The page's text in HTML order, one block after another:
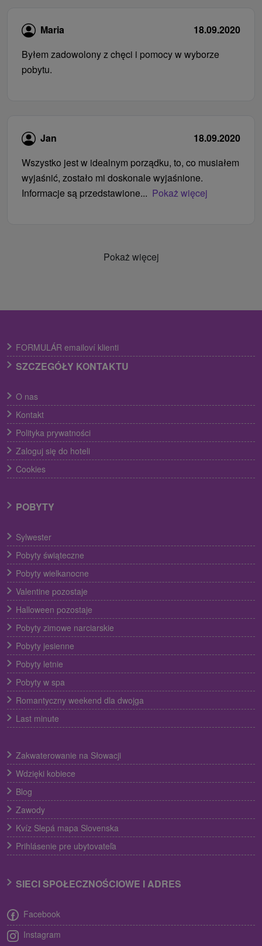
Maria
18.09.2020
Byłem zadowolony z chęci i pomocy w wyborze
pobytu.
Jan
18.09.2020
Wszystko jest w idealnym porządku, to, co musiałem
wyjaśnić, zostało mi doskonale wyjaśnione.
Informacje są przedstawione... Pokaż więcej
Pokaż więcej
FORMULÁR emailoví klienti
SZCZEGÓŁY KONTAKTU
O nas
Kontakt
Polityka prywatności
Zaloguj się do hoteli
Cookies
POBYTY
Sylwester
Pobyty świąteczne
Pobyty wielkanocne
Valentine pozostaje
Halloween pozostaje
Pobyty zimowe narciarskie
Pobyty jesienne
Pobyty letnie
Pobyty w spa
Romantyczny weekend dla dwojga
Last minute
Zakwaterowanie na Słowacji
Wdzięki kobiece
Blog
Zawody
Kvíz Slepá mapa Slovenska
Prihlásenie pre ubytovateľa
SIECI SPOŁECZNOŚCIOWE I ADRES
Facebook
Instagram